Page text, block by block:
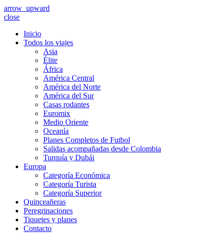
arrow_upward
close
Inicio
Todos los viajes
Asia
Élite
África
América Central
América del Norte
América del Sur
Casas rodantes
Euromix
Medio Oriente
Oceanía
Planes Completos de Futbol
Salidas acompañadas desde Colombia
Turquía y Dubái
Europa
Categoría Económica
Categoría Turista
Categoría Superior
Quinceañeras
Peregrinaciones
Tiquetes y planes
Contacto